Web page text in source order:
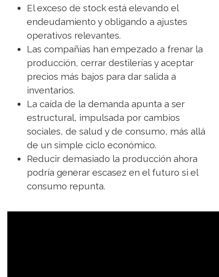
El exceso de stock está elevando el
endeudamiento y obligando a ajustes
operativos relevantes.
Las compañías han empezado a frenar la
producción, cerrar destilerías y aceptar
precios más bajos para dar salida a
inventarios.
La caída de la demanda apunta a ser
estructural, impulsada por cambios
sociales, de salud y de consumo, más allá
de un simple ciclo económico.
Reducir demasiado la producción ahora
podría generar escasez en el futuro si el
consumo repunta.